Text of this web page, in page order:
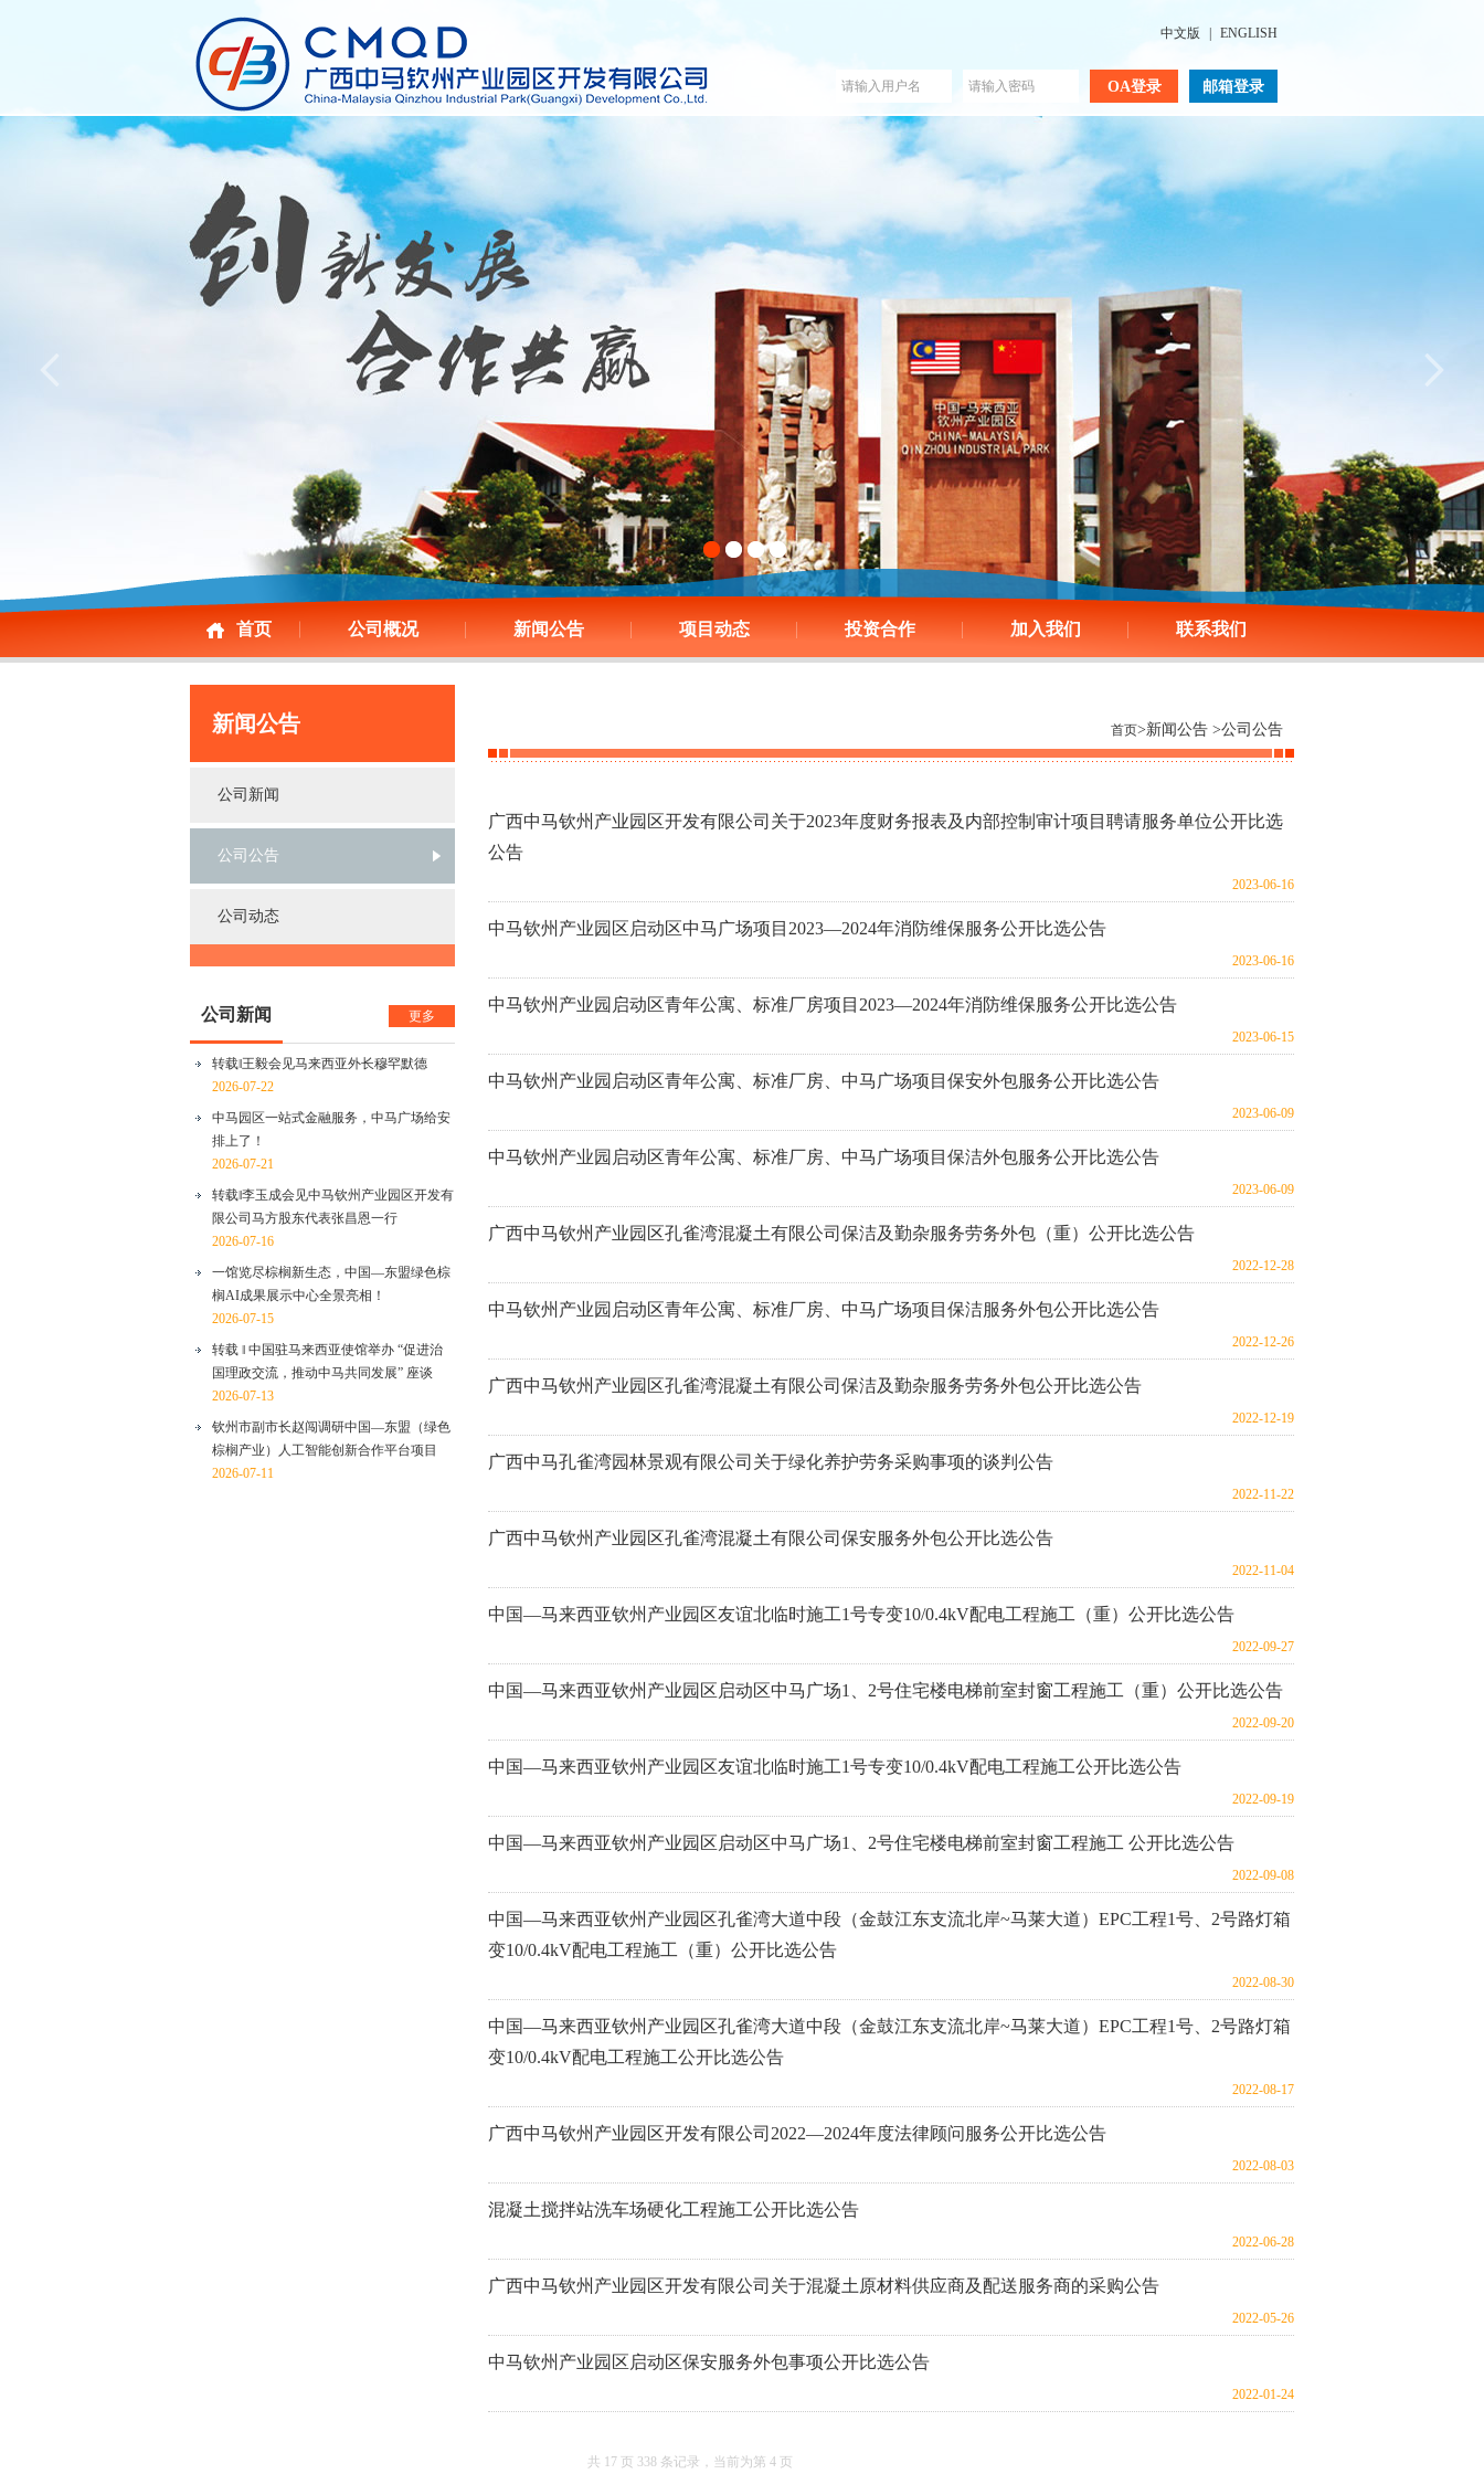
中文版 ENGLISH
首页 公司概况 新闻公告 项目动态 投资合作 加入我们 联系我们
新闻公告
公司新闻
公司公告
公司动态
公司新闻 更多
转载‖王毅会见马来西亚外长穆罕默德
2026-07-22
中马园区一站式金融服务，中马广场给安
排上了！
2026-07-21
转载‖李玉成会见中马钦州产业园区开发有
限公司马方股东代表张昌恩一行
2026-07-16
一馆览尽棕榈新生态，中国—东盟绿色棕
榈AI成果展示中心全景亮相！
2026-07-15
转载 ‖ 中国驻马来西亚使馆举办 “促进治
国理政交流，推动中马共同发展” 座谈
2026-07-13
钦州市副市长赵闯调研中国—东盟（绿色
棕榈产业）人工智能创新合作平台项目
2026-07-11
首页>新闻公告 >公司公告
广西中马钦州产业园区开发有限公司关于2023年度财务报表及内部控制审计项目聘请服务单位公开比选
公告
2023-06-16
中马钦州产业园区启动区中马广场项目2023—2024年消防维保服务公开比选公告
2023-06-16
中马钦州产业园启动区青年公寓、标准厂房项目2023—2024年消防维保服务公开比选公告
2023-06-15
中马钦州产业园启动区青年公寓、标准厂房、中马广场项目保安外包服务公开比选公告
2023-06-09
中马钦州产业园启动区青年公寓、标准厂房、中马广场项目保洁外包服务公开比选公告
2023-06-09
广西中马钦州产业园区孔雀湾混凝土有限公司保洁及勤杂服务劳务外包（重）公开比选公告
2022-12-28
中马钦州产业园启动区青年公寓、标准厂房、中马广场项目保洁服务外包公开比选公告
2022-12-26
广西中马钦州产业园区孔雀湾混凝土有限公司保洁及勤杂服务劳务外包公开比选公告
2022-12-19
广西中马孔雀湾园林景观有限公司关于绿化养护劳务采购事项的谈判公告
2022-11-22
广西中马钦州产业园区孔雀湾混凝土有限公司保安服务外包公开比选公告
2022-11-04
中国—马来西亚钦州产业园区友谊北临时施工1号专变10/0.4kV配电工程施工（重）公开比选公告
2022-09-27
中国—马来西亚钦州产业园区启动区中马广场1、2号住宅楼电梯前室封窗工程施工（重）公开比选公告
2022-09-20
中国—马来西亚钦州产业园区友谊北临时施工1号专变10/0.4kV配电工程施工公开比选公告
2022-09-19
中国—马来西亚钦州产业园区启动区中马广场1、2号住宅楼电梯前室封窗工程施工 公开比选公告
2022-09-08
中国—马来西亚钦州产业园区孔雀湾大道中段（金鼓江东支流北岸~马莱大道）EPC工程1号、2号路灯箱
变10/0.4kV配电工程施工（重）公开比选公告
2022-08-30
中国—马来西亚钦州产业园区孔雀湾大道中段（金鼓江东支流北岸~马莱大道）EPC工程1号、2号路灯箱
变10/0.4kV配电工程施工公开比选公告
2022-08-17
广西中马钦州产业园区开发有限公司2022—2024年度法律顾问服务公开比选公告
2022-08-03
混凝土搅拌站洗车场硬化工程施工公开比选公告
2022-06-28
广西中马钦州产业园区开发有限公司关于混凝土原材料供应商及配送服务商的采购公告
2022-05-26
中马钦州产业园区启动区保安服务外包事项公开比选公告
2022-01-24
共 17 页 338 条记录，当前为第 4 页